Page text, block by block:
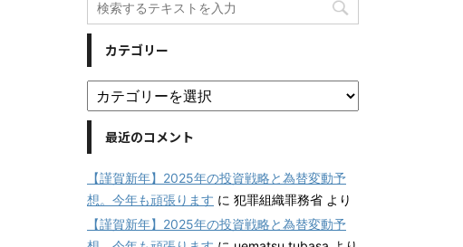
カテゴリー
最近のコメント
【謹賀新年】2025年の投資戦略と為替変動予
想。今年も頑張ります に 犯罪組織罪務省 より
【謹賀新年】2025年の投資戦略と為替変動予